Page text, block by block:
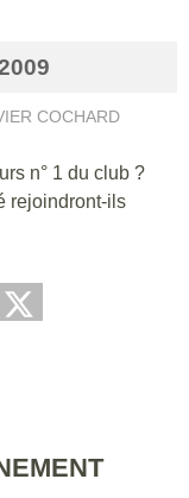
COCHARD
n° 1 du club ?
rejoindront-ils